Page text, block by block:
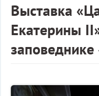
Выставка
Екатерины